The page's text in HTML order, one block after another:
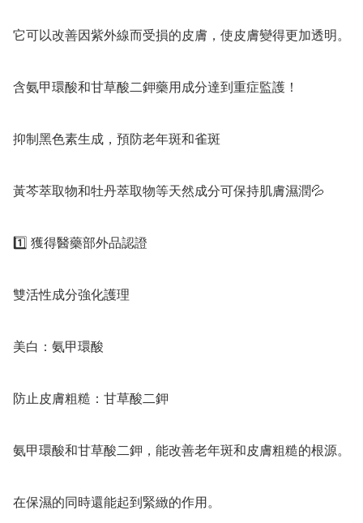
它可以改善因紫外線而受損的皮膚，使皮膚變得更加透明。
含氨甲環酸和甘草酸二鉀藥用成分達到重症監護！
抑制黑色素生成，預防老年斑和雀斑
黃芩萃取物和牡丹萃取物等天然成分可保持肌膚濕潤💦
1️⃣ 獲得醫藥部外品認證
雙活性成分強化護理
美白：氨甲環酸
防止皮膚粗糙：甘草酸二鉀
氨甲環酸和甘草酸二鉀，能改善老年斑和皮膚粗糙的根源。
在保濕的同時還能起到緊緻的作用。